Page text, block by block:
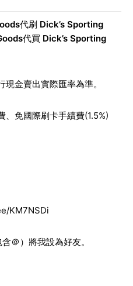
代刷 Dick’s Sporting
代買 Dick’s Sporting
金賣出實際匯率為準。
、免國際刷卡手續費(1.5%)
KM7NSDi
＠）將我設為好友。